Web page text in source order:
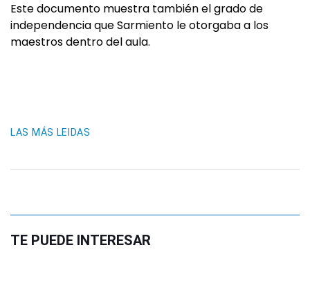
Este documento muestra también el grado de
independencia que Sarmiento le otorgaba a los
maestros dentro del aula.
LAS MÁS LEIDAS
TE PUEDE INTERESAR